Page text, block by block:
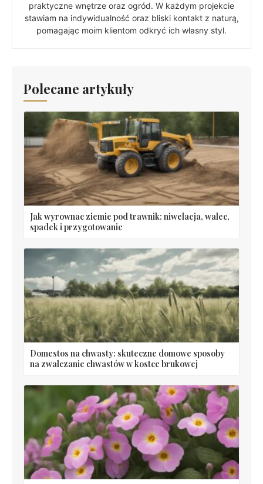
praktyczne wnętrze oraz ogród. W każdym projekcie
stawiam na indywidualność oraz bliski kontakt z naturą,
pomagając moim klientom odkryć ich własny styl.
Polecane artykuły
Jak wyrownac ziemie pod trawnik: niwelacja, walec,
spadek i przygotowanie
Domestos na chwasty: skuteczne domowe sposoby
na zwalczanie chwastów w kostce brukowej